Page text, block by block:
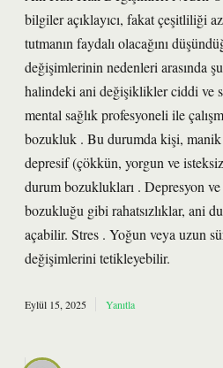
bilgiler açıklayıcı, fakat çeşitliliği
tutmanın faydalı olacağını
değişimlerinin nedenleri arasında
halindeki ani değişiklikler ciddi ve
mental sağlık profesyoneli ile
bozukluk . Bu durumda kişi, manik
depresif (çökkün, yorgun ve
durum bozuklukları . Depresyon
bozukluğu gibi rahatsızlıklar, ani
açabilir. Stres . Yoğun veya uzun
değişimlerini tetikleyebilir.
Eylül 15, 2025 Yanıtla